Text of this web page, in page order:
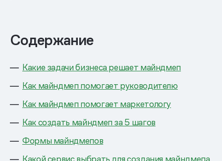
Содержание
Какие задачи бизнеса решает майндмеп
Как майндмеп помогает руководителю
Как майндмеп помогает маркетологу
Как создать майндмеп за 5 шагов
Формы майндмепов